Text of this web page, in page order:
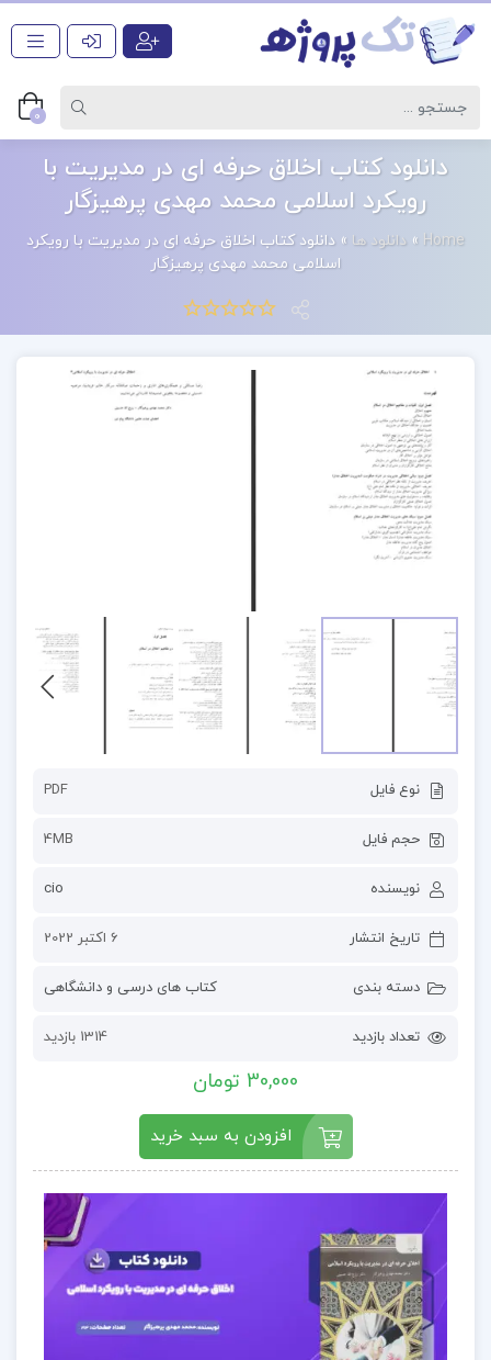
0
دانلود کتاب اخلاق حرفه ای در مدیریت با
رویکرد اسلامی محمد مهدی پرهیزگار
Home
» دانلود ها » دانلود کتاب اخلاق حرفه ای در مدیریت با رویکرد
اسلامی محمد مهدی پرهیزگار
نوع فایل PDF
حجم فایل 4MB
نویسنده cio
تاریخ انتشار 6 اکتبر 2022
دسته بندی کتاب های درسی و دانشگاهی
تعداد بازدید 1314 بازدید
30,000 تومان
افزودن به سبد خرید